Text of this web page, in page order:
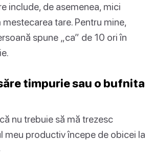
include, de asemenea, mici
tare. Pentru mine,
spune „ca” de 10 ori în
timpurie sau o bufnita
nu trebuie să mă trezesc
meu productiv începe de obicei la